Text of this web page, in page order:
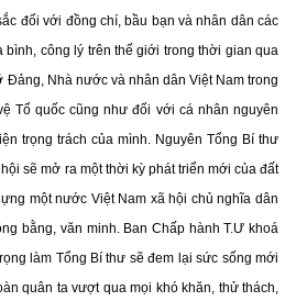
đối với đồng chí, bầu bạn và nhân dân các
công lý trên thế giới trong thời gian qua
Đảng, Nhà nước và nhân dân Việt Nam trong
Tổ quốc cũng như đối với cá nhân nguyên
trọng trách của mình. Nguyên Tổng Bí thư
sẽ mở ra một thời kỳ phát triển mới của đất
một nước Việt Nam xã hội chủ nghĩa dân
bằng, văn minh. Ban Chấp hành T.Ư khoá
làm Tổng Bí thư sẽ đem lại sức sống mới
quân ta vượt qua mọi khó khăn, thử thách,